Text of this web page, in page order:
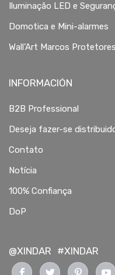
Iluminação LED e
Domotica e Mini-alarmes
Wall’Art Marcos Protetores
INFORMACIÓN
B2B Professional
Deseja fazer-se
Contato
Notícia
100% Confiança
DoP
@XINDAR #XINDAR